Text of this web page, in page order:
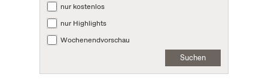
nur kostenlos
nur Highlights
Wochenendvorschau
Suchen